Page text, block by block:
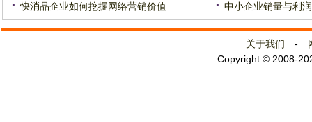
快消品企业如何挖掘网络营销价值
中小企业销量与利
关于我们 -
Copyright © 2008-